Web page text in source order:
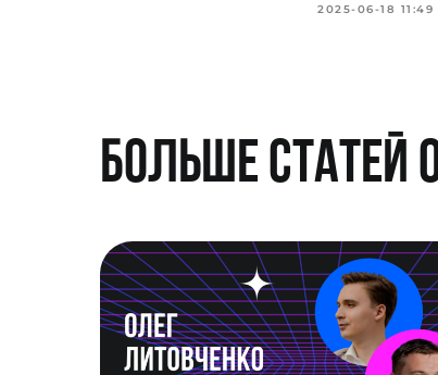
2025-06-18 11:49
Больше статей